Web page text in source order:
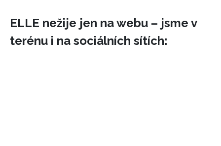
ELLE nežije jen na webu – jsme v
terénu i na sociálních sítích: